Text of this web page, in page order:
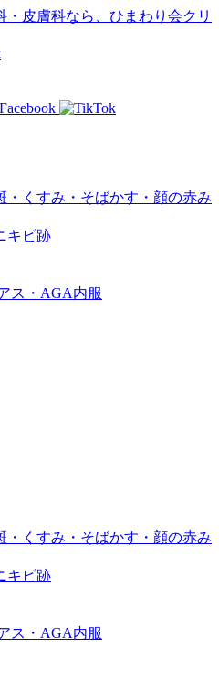
・くすみ・そばかす・顔の赤み
キビ跡
ス・AGA内服
・くすみ・そばかす・顔の赤み
キビ跡
ス・AGA内服